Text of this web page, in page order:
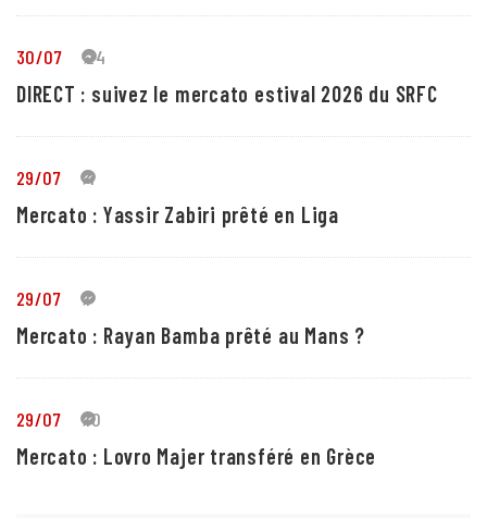
30/07 24
DIRECT : suivez le mercato estival 2026 du SRFC
29/07 4
Mercato : Yassir Zabiri prêté en Liga
29/07 1
Mercato : Rayan Bamba prêté au Mans ?
29/07 10
Mercato : Lovro Majer transféré en Grèce